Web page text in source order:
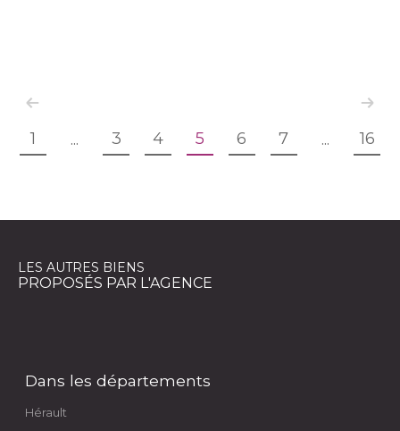
1 ... 3 4 5 6 7 ... 16
LES AUTRES BIENS
PROPOSÉS PAR L'AGENCE
Dans les départements
Hérault